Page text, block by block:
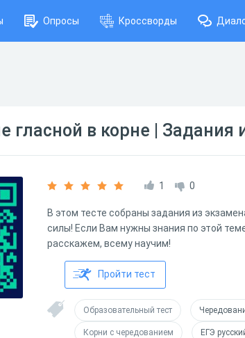
Опросы Кроссворды
гласной в корне | Задания
1 0
В этом тесте собраны задания из
силы! Если Вам нужны знания по этой
расскажем, всему научим!
Пройти тест
Образовательный тест
Корни с чередованием ЕГЭ